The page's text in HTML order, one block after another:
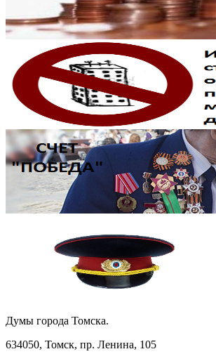
Думы города Томска.
634050, Томск, пр. Ленина, 105